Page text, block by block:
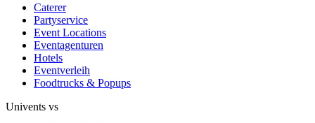
Caterer
Partyservice
Event Locations
Eventagenturen
Hotels
Eventverleih
Foodtrucks & Popups
Univents vs